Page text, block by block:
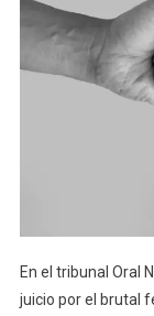
En el tribunal Oral
juicio por el brutal